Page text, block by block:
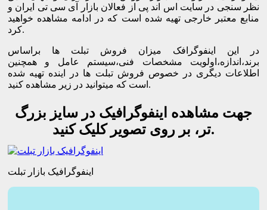
نظر سنجی در سایت اس اند پی از فعالان بازار آی سی تی ایران و
منابع معتبر خارجی تهیه شده است که در ادامه مشاهده خواهید
کرد.
در این اینفوگرافک میزان فروش تبلت ها براساس
برند،اندازه،اولویت مشخصات فنی،سیستم عامل و همچنین
اطلاعات دیگری در خصوص فروش تبلت ها در اینده تهیه شده
است که میتوانید در زیر مشاهده کنید.
جهت مشاهده اینفوگرافیک در سایز بزرگ
تر، بر روی تصویر کلیک کنید.
اینفوگرافیک بازار تبلت